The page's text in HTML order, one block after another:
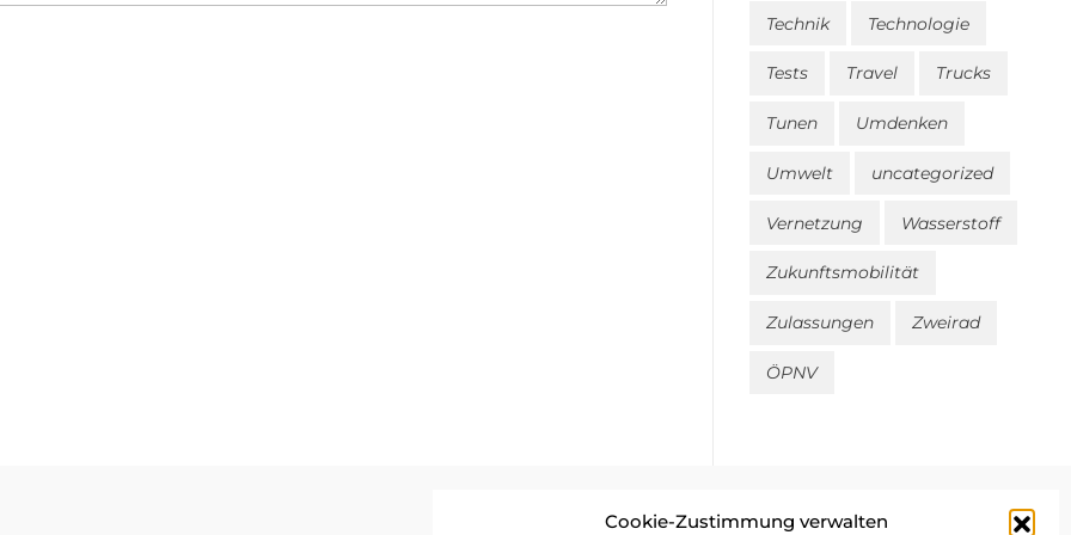
Cookie-Zustimmung verwalten
Technik Technologie
Tests Travel Trucks
Tunen Umdenken
Umwelt uncategorized
Vernetzung Wasserstoff
Zukunftsmobilität
Zulassungen Zweirad
ÖPNV